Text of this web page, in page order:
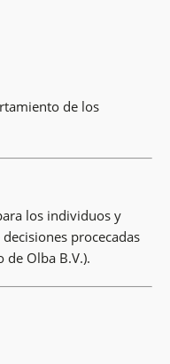
de los
los individuos y
procecadas
Olba B.V.).